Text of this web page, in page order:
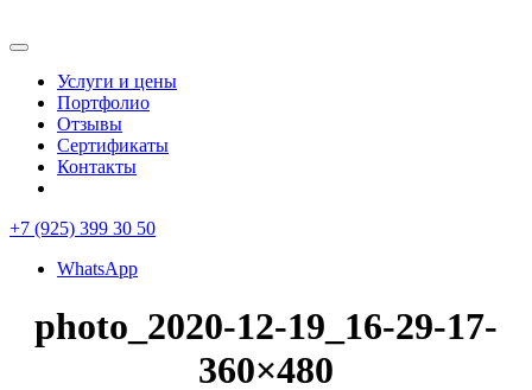
Услуги и цены
Портфолио
Отзывы
Сертификаты
Контакты
+7 (925) 399 30 50
WhatsApp
photo_2020-12-19_16-29-17-
360×480